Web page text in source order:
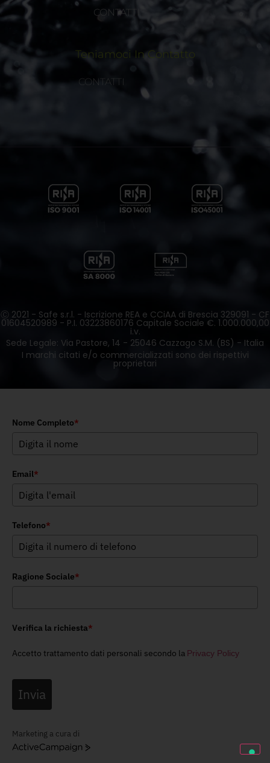
CONTATTI
Teniamoci In Contatto
CONTATTI
Ⓒ 2021 - Safe s.r.l. - Iscrizione REA e CCiAA di Brescia 329091 - CF
01604520989 - P.I. 03223860176 Capitale Sociale €. 1.000.000,00
i.v.
Sede Legale: Via Pastore, 14 - 25046 Cazzago S.M. (BS) - Italia
I marchi citati e/o commercializzati sono dei rispettivi
proprietari
Nome Completo*
Email*
Telefono*
Ragione Sociale*
Verifica la richiesta*
Accetto trattamento dati personali secondo la Privacy Policy
Invia
Marketing a cura di
ActiveCampaign